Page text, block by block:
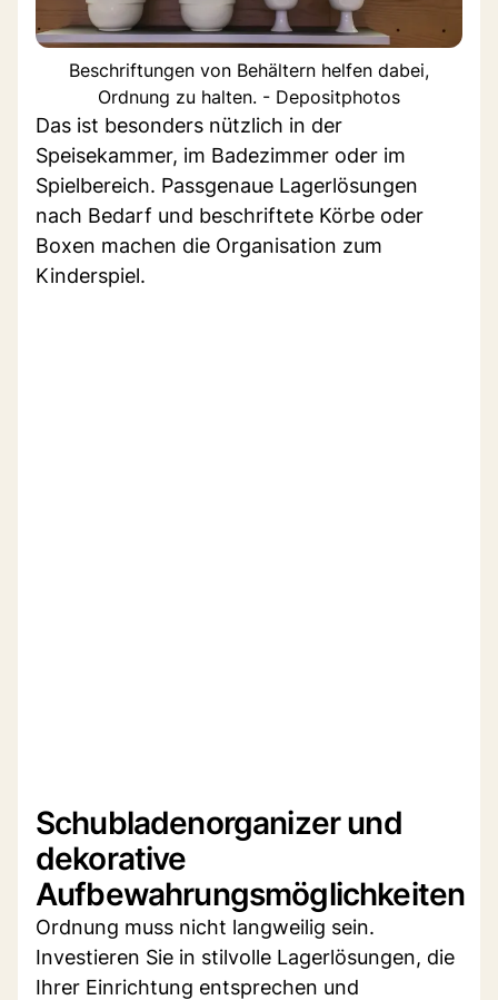
Beschriftungen von Behältern helfen dabei,
Ordnung zu halten. - Depositphotos
Das ist besonders nützlich in der
Speisekammer, im Badezimmer oder im
Spielbereich. Passgenaue Lagerlösungen
nach Bedarf und beschriftete Körbe oder
Boxen machen die Organisation zum
Kinderspiel.
Schubladenorganizer und
dekorative
Aufbewahrungsmöglichkeiten
Ordnung muss nicht langweilig sein.
Investieren Sie in stilvolle Lagerlösungen, die
Ihrer Einrichtung entsprechen und